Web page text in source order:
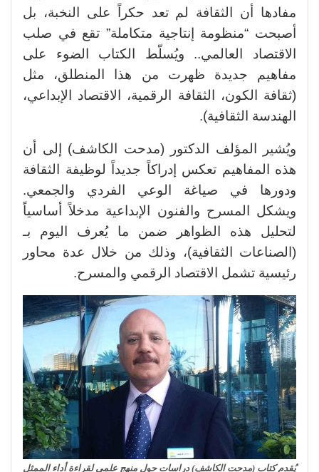
مفادها أن الثقافة لم تعد حكراً على النخبة، بل
أصبحت “منظومة إنتاجية متكاملة” تقع في صلب
الاقتصاد العالمي.. ويُسلّط الكتاب الضوء على
مفاهيم جديدة ظهرت من هذا المنطلق، مثل
(ثقافة الكون، الثقافة الرقمية، الاقتصاد الإبداعي،
الهندسة الثقافية).
​ويُشير المؤلف الدكتور (مدحت الكاشف) إلى أن
هذه المفاهيم تعكس إدراكاً جديداً لوظيفة الثقافة
ودورها في صياغة الوعي الفردي والجمعي.
ويشكل المسرح والفنون الإبداعية مدخلاً أساسياً
لتحليل هذه الظواهر ضمن ما يُعرف اليوم بـ
(الصناعات الثقافية)، وذلك من خلال عدة محاور
رئيسية تشمل الاقتصاد الرقمي والمسرح.
يُقدم كتاب (مدحت الكاشف) دراسات حول منهج علمي لقراءة أداء الممثل